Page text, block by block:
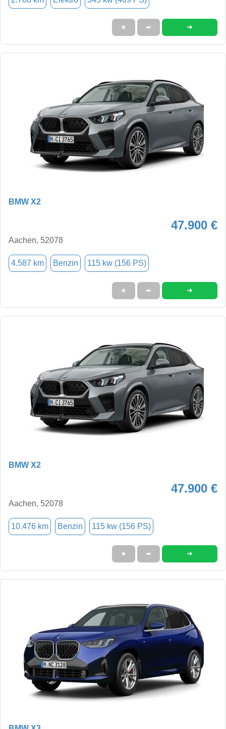
★ ➦ ➜
BMW X2
47.900 €
Aachen, 52078
4.587 km Benzin 115 kw (156 PS)
★ ➦ ➜
BMW X2
47.900 €
Aachen, 52078
10.476 km Benzin 115 kw (156 PS)
★ ➦ ➜